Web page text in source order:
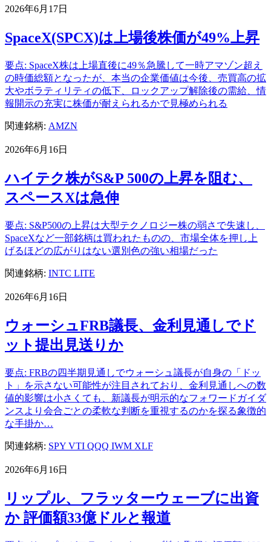
2026年6月17日
SpaceX(SPCX)は上場後株価が49%上昇
要点: SpaceX株は上場直後に49％急騰して一時アマゾン超え
の時価総額となったが、本当の企業価値は今後、売買高の拡
大やボラティリティの低下、ロックアップ解除後の需給、情
報開示の充実に株価が耐えられるかで見極められる
関連銘柄: AMZN
2026年6月16日
ハイテク株がS&P 500の上昇を阻む、
スペースXは急伸
要点: S&P500の上昇は大型テクノロジー株の弱さで失速し、
SpaceXなど一部銘柄は買われたものの、市場全体を押し上
げるほどの広がりはない選別色の強い相場だった
関連銘柄: INTC LITE
2026年6月16日
ウォーシュFRB議長、金利見通しでド
ット提出見送りか
要点: FRBの四半期見通しでウォーシュ議長が自身の「ドッ
ト」を示さない可能性が注目されており、金利見通しへの数
値的影響は小さくても、新議長が明示的なフォワードガイダ
ンスより会合ごとの柔軟な判断を重視するのかを探る象徴的
な手掛か…
関連銘柄: SPY VTI QQQ IWM XLF
2026年6月16日
リップル、フラッターウェーブに出資
か 評価額33億ドルと報道